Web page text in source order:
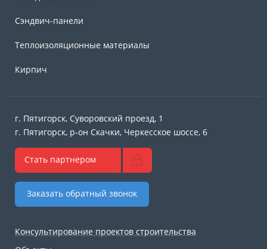
Сэндвич-панели
Теплоизоляционные материалы
Кирпич
г. Пятигорск, Суворовский проезд, 1
г. Пятигорск, р-он Скачки, Черкесское шоссе, 6
Стать партнером
Заказать обратный звонок
Консультирование проектов строительства